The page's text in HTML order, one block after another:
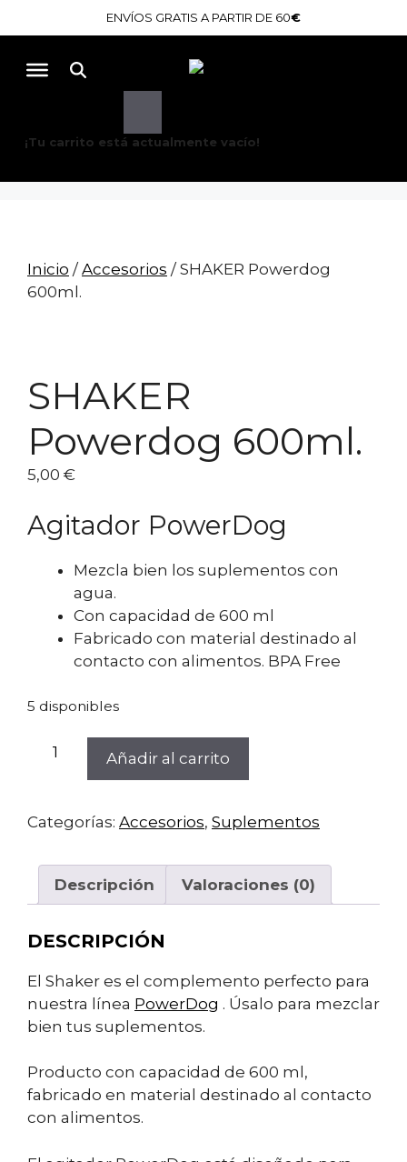
al
ENVÍOS GRATIS A PARTIR DE 60€
Buscar
¡Tu carrito está actualmente vacío!
Inicio / Accesorios / SHAKER Powerdog
600ml.
SHAKER
Powerdog 600ml.
5,00 €
Agitador PowerDog
Mezcla bien los suplementos con
agua.
Con capacidad de 600 ml
Fabricado con material destinado al
contacto con alimentos. BPA Free
5 disponibles
SHAKER
cantidad
Añadir al carrito
Categorías: Accesorios, Suplementos
Descripción Valoraciones (0)
DESCRIPCIÓN
El Shaker es el complemento perfecto para
nuestra línea PowerDog . Úsalo para mezclar
bien tus suplementos.
Producto con capacidad de 600 ml,
fabricado en material destinado al contacto
con alimentos.